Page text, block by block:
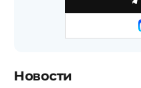
Новости